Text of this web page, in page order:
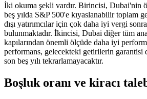
İki okuma şekli vardır. Birincisi, Dubai'nin
beş yılda S&P 500'e kıyaslanabilir toplam
dışı yatırımcılar için çok daha iyi vergi
bulunmaktadır. İkincisi, Dubai diğer tüm
kapılarından önemli ölçüde daha iyi
performans, gelecekteki getirilerin garantisi
son beş yılı tekrarlamayacaktır.
Boşluk oranı ve kiracı